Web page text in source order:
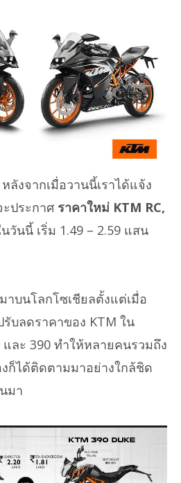
งจากเมื่อวานนี้เราได้แจ้ง
ประกาศ ราคาใหม่ KTM RC,
วันนี้ เริ่ม 1.49 – 2.59 แสน
บนโลกโซเชียลตั้งแต่เมื่อ
บลดราคาของ KTM ใน
และ 390 ทำให้หลายคนรวมถึง
งก็ได้ติดตามมาอย่างใกล้ชิด
มา